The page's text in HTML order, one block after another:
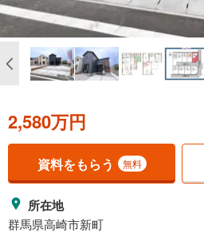
2,580万円
資料をもらう 無料
所在地
群馬県高崎市新町